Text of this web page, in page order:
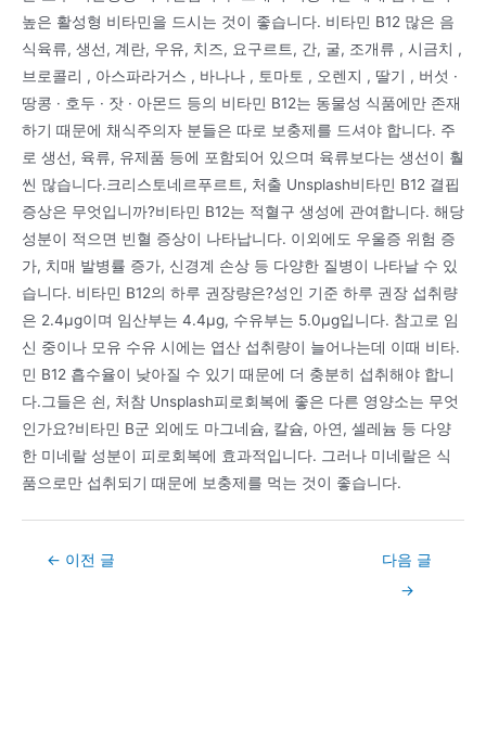
높은 활성형 비타민을 드시는 것이 좋습니다. 비타민 B12 많은 음
식육류, 생선, 계란, 우유, 치즈, 요구르트, 간, 굴, 조개류 , 시금치 ,
브로콜리 , 아스파라거스 , 바나나 , 토마토 , 오렌지 , 딸기 , 버섯 ·
땅콩 · 호두 · 잣 · 아몬드 등의 비타민 B12는 동물성 식품에만 존재
하기 때문에 채식주의자 분들은 따로 보충제를 드셔야 합니다. 주
로 생선, 육류, 유제품 등에 포함되어 있으며 육류보다는 생선이 훨
씬 많습니다.크리스토네르푸르트, 처출 Unsplash비타민 B12 결핍
증상은 무엇입니까?비타민 B12는 적혈구 생성에 관여합니다. 해당
성분이 적으면 빈혈 증상이 나타납니다. 이외에도 우울증 위험 증
가, 치매 발병률 증가, 신경계 손상 등 다양한 질병이 나타날 수 있
습니다. 비타민 B12의 하루 권장량은?성인 기준 하루 권장 섭취량
은 2.4μg이며 임산부는 4.4μg, 수유부는 5.0μg입니다. 참고로 임
신 중이나 모유 수유 시에는 엽산 섭취량이 늘어나는데 이때 비타.
민 B12 흡수율이 낮아질 수 있기 때문에 더 충분히 섭취해야 합니
다.그들은 쇤, 처참 Unsplash피로회복에 좋은 다른 영양소는 무엇
인가요?비타민 B군 외에도 마그네슘, 칼슘, 아연, 셀레늄 등 다양
한 미네랄 성분이 피로회복에 효과적입니다. 그러나 미네랄은 식
품으로만 섭취되기 때문에 보충제를 먹는 것이 좋습니다.
Post← 이전 글
다음 글
→